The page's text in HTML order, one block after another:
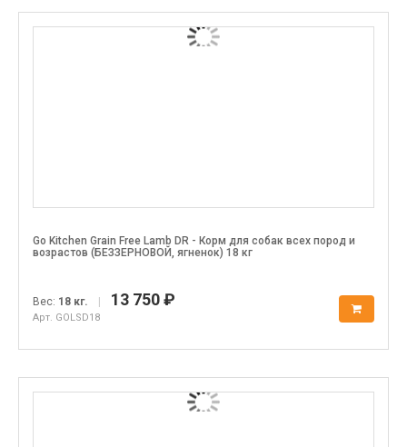
Go Kitchen Grain Free Lamb DR - Корм для собак всех пород и
возрастов (БЕЗЗЕРНОВОЙ, ягненок) 18 кг
Вес: 18 кг. 13 750 ₽
Арт. GOLSD18